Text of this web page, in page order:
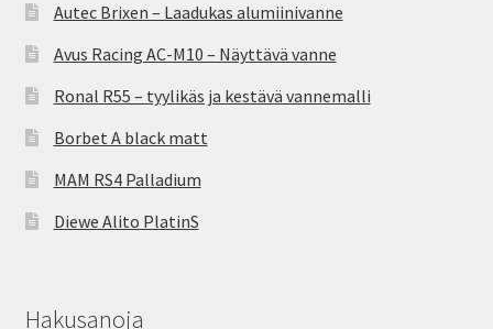
Autec Brixen – Laadukas alumiinivanne
Avus Racing AC-M10 – Näyttävä vanne
Ronal R55 – tyylikäs ja kestävä vannemalli
Borbet A black matt
MAM RS4 Palladium
Diewe Alito PlatinS
Hakusanoja